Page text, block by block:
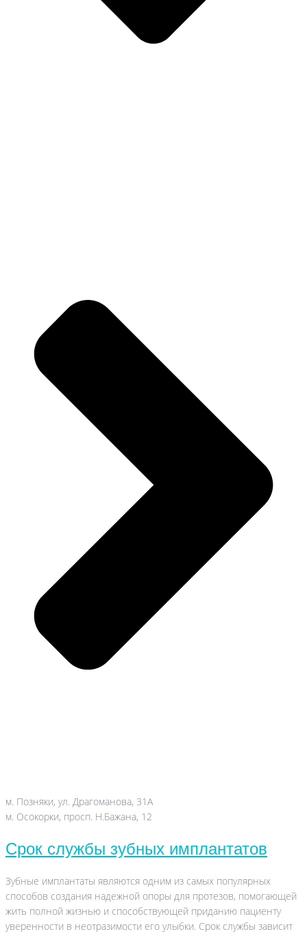
м. Позняки, ул. Драгоманова, 31А
м. Осокорки, просп. Н.Бажана, 12
Срок службы зубных имплантатов
Зубные имплантаты являются одним из самых популярных
способов создания надежной опоры для протезов, помогающей
жить полной жизнью и способствующей приданию пациенту
уверенности в неотразимости его улыбки. Срок службы зависит